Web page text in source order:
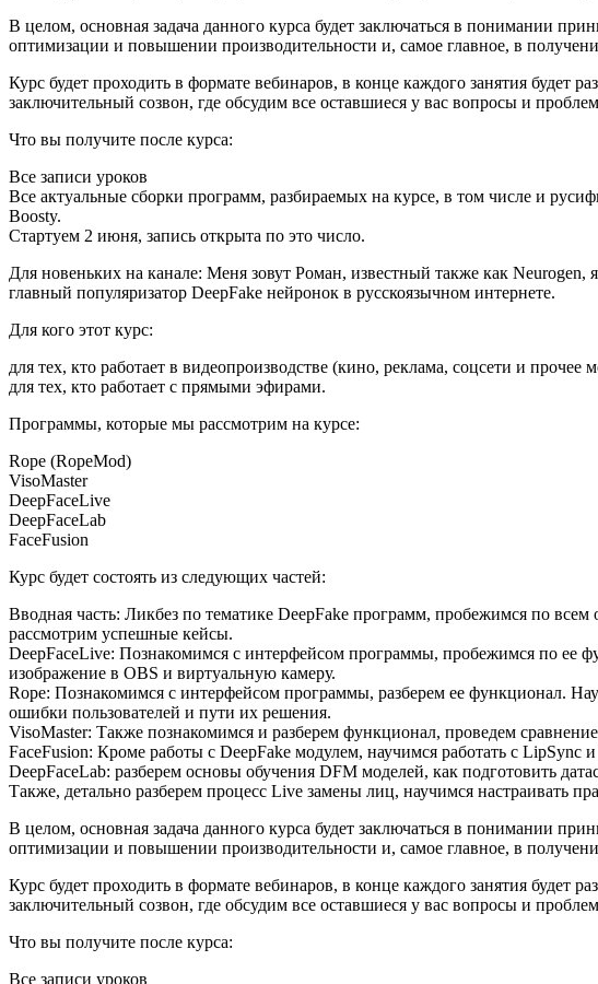
В целом, основная задача данного курса будет заключаться в понимании
оптимизации и повышении производительности и, самое главное, в
Курс будет проходить в формате вебинаров, в конце каждого занятия будет
заключительный созвон, где обсудим все оставшиеся у вас вопросы и
Что вы получите после курса:
Все записи уроков
Все актуальные сборки программ, разбираемых на курсе, в том числе и
Boosty.
Стартуем 2 июня, запись открыта по это число.
Для новеньких на канале: Меня зовут Роман, известный также как
главный популяризатор DeepFake нейронок в русскоязычном интернете.
Для кого этот курс:
для тех, кто работает в видеопроизводстве (кино, реклама, соцсети и прочее
для тех, кто работает с прямыми эфирами.
Программы, которые мы рассмотрим на курсе:
Rope (RopeMod)
VisoMaster
DeepFaceLive
DeepFaceLab
FaceFusion
Курс будет состоять из следующих частей:
Вводная часть: Ликбез по тематике DeepFake программ, пробежимся по
рассмотрим успешные кейсы.
DeepFaceLive: Познакомимся с интерфейсом программы, пробежимся по ее
изображение в OBS и виртуальную камеру.
Rope: Познакомимся с интерфейсом программы, разберем ее функционал.
ошибки пользователей и пути их решения.
VisoMaster: Также познакомимся и разберем функционал, проведем
FaceFusion: Кроме работы с DeepFake модулем, научимся работать с LipSync
DeepFaceLab: разберем основы обучения DFM моделей, как подготовить
Также, детально разберем процесс Live замены лиц, научимся настраивать
В целом, основная задача данного курса будет заключаться в понимании
оптимизации и повышении производительности и, самое главное, в
Курс будет проходить в формате вебинаров, в конце каждого занятия будет
заключительный созвон, где обсудим все оставшиеся у вас вопросы и
Что вы получите после курса:
Все записи уроков